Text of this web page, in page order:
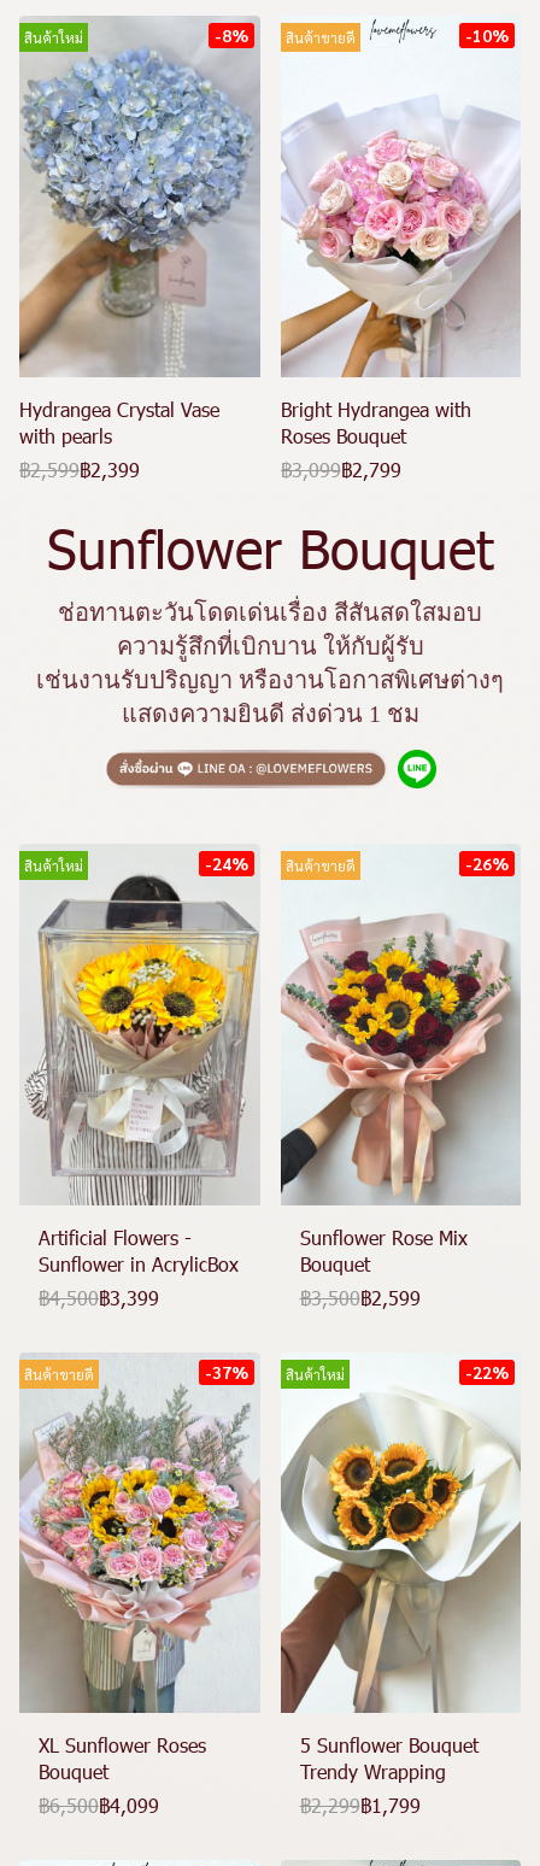
สินค้าใหม่ -8%
Hydrangea Crystal Vase
with pearls
฿2,599฿2,399
สินค้าขายดี -10%
Bright Hydrangea with
Roses Bouquet
฿3,099฿2,799
Sunflower Bouquet
ช่อทานตะวันโดดเด่นเรื่อง สีสันสดใสมอบ
ความรู้สึกที่เบิกบาน ให้กับผู้รับ
เช่นงานรับปริญญา หรืองานโอกาสพิเศษต่างๆ
แสดงความยินดี ส่งด่วน 1 ชม
สินค้าใหม่ -24%
Artificial Flowers -
Sunflower in AcrylicBox
฿4,500฿3,399
สินค้าขายดี -26%
Sunflower Rose Mix
Bouquet
฿3,500฿2,599
สินค้าขายดี -37%
XL Sunflower Roses
Bouquet
฿6,500฿4,099
สินค้าใหม่ -22%
5 Sunflower Bouquet
Trendy Wrapping
฿2,299฿1,799